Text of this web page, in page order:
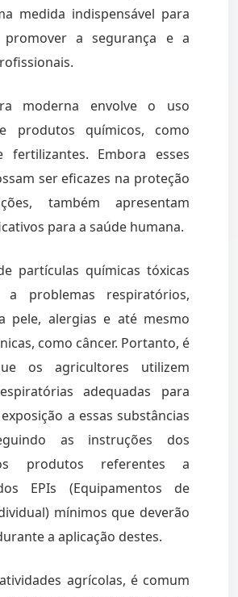
medida indispensável para
a segurança e a
moderna envolve o uso
produtos químicos, como
fertilizantes. Embora esses
ser eficazes na proteção
também apresentam
para a saúde humana.
partículas químicas tóxicas
problemas respiratórios,
pele, alergias e até mesmo
como câncer. Portanto, é
os agricultores utilizem
adequadas para
a essas substâncias
as instruções dos
produtos referentes a
EPIs (Equipamentos de
mínimos que deverão
a aplicação destes.
agrícolas, é comum